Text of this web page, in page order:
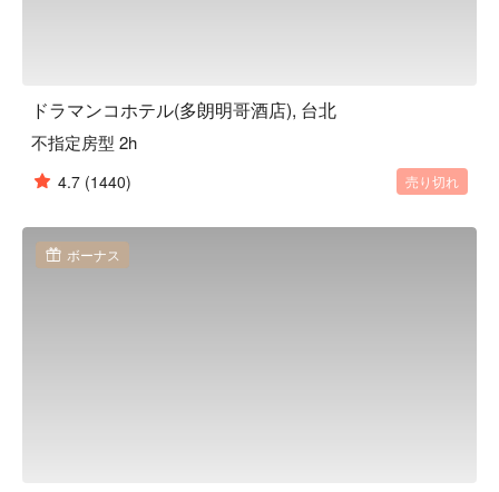
ドラマンコホテル(多朗明哥酒店), 台北
不指定房型 2h
4.7 (1440) 売り切れ
ボーナス